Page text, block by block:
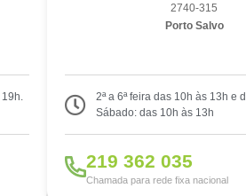
2740-315
Porto Salvo
2ª a 6ª feira das 10h às 13h e
Sábado: das 10h às 13h
219 362 035
Chamada para rede fixa nacional